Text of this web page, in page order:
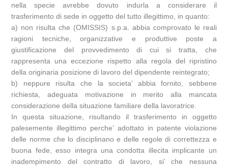
nella specie avrebbe dovuto indurla a considerare il
trasferimento di sede in oggetto del tutto illegittimo, in quanto:
a) non risulta che (OMISSIS) s.p.a. abbia comprovato le reali
ragioni tecniche, organizzative e produttive poste a
giustificazione del provvedimento di cui si tratta, che
rappresenta una eccezione rispetto alla regola del ripristino
della originaria posizione di lavoro del dipendente reintegrato;
b) neppure risulta che la societa’ abbia fornito, sebbene
richiesta, adeguata motivazione in merito alla mancata
considerazione della situazione familiare della lavoratrice.
In questa situazione, risultando il trasferimento in oggetto
palesemente illegittimo perche’ adottato in patente violazione
delle norme che lo disciplinano e delle regole di correttezza e
buona fede, esso integra una condotta illecita implicante un
inadempimento del contratto di lavoro, si’ che nessuna